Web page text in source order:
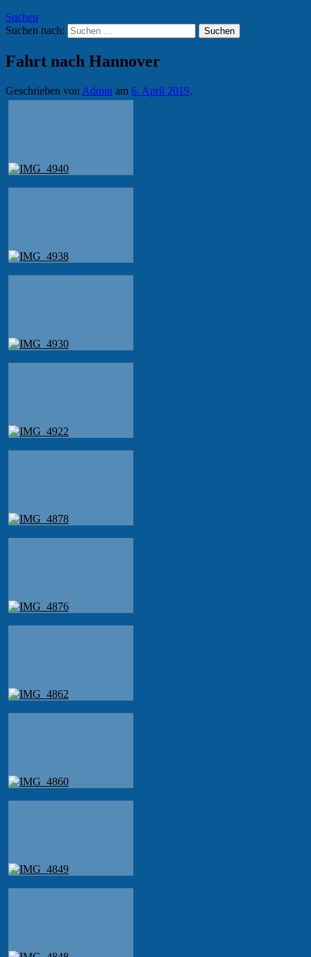
Suchen
Suchen nach:
Fahrt nach Hannover
Geschrieben von Admin am 6. April 2019.